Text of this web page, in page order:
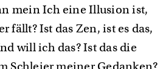
mein Ich eine Illusion ist,
fällt? Ist das Zen, ist es das,
will ich das? Ist das die